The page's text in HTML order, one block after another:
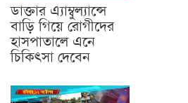
ডাক্তার এ্যাম্বুল্যান্সে
বাড়ি গিয়ে রোগীদের
হাসপাতালে এনে
চিকিৎসা দেবেন